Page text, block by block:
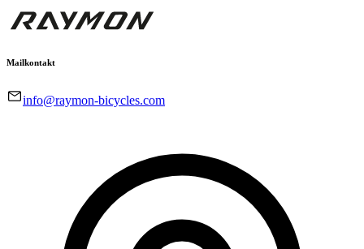
Mailkontakt
info@raymon-bicycles.com